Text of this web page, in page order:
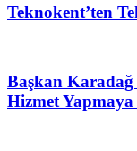
Teknokent’ten
Başkan Karadağ
Hizmet